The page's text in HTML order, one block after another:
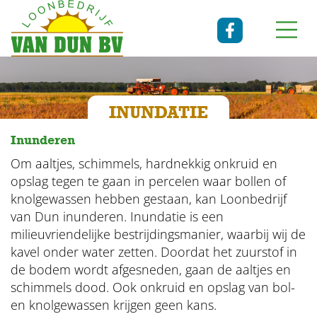
INUNDATIE
Inunderen
Om aaltjes, schimmels, hardnekkig onkruid en
opslag tegen te gaan in percelen waar bollen of
knolgewassen hebben gestaan, kan Loonbedrijf
van Dun inunderen. Inundatie is een
milieuvriendelijke bestrijdingsmanier, waarbij wij de
kavel onder water zetten. Doordat het zuurstof in
de bodem wordt afgesneden, gaan de aaltjes en
schimmels dood. Ook onkruid en opslag van bol-
en knolgewassen krijgen geen kans.